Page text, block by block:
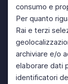
consumo e
Per quanto
Rai e terzi
archiviare e/o
elaborare dati
identificatori